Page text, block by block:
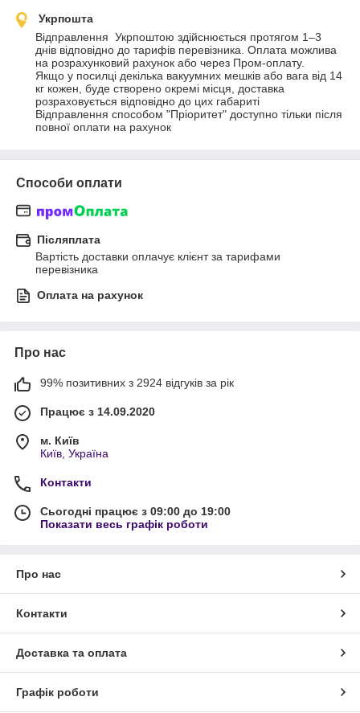
Укрпошта
Відправлення  Укрпоштою здійснюється протягом 1–3
днів відповідно до тарифів перевізника. Оплата можлива
на розрахунковий рахунок або через Пром-оплату.
Якщо у посилці декілька вакуумних мешків або вага від 14
кг кожен, буде створено окремі місця, доставка
розраховується відповідно до цих габариті
Відправлення способом "Пріоритет" доступно тільки після
повної оплати на рахунок
Способи оплати
Післяплата
Вартість доставки оплачує клієнт за тарифами
перевізника
Оплата на рахунок
Про нас
99% позитивних з 2924 відгуків за рік
Працює з 14.09.2020
м. Київ
Київ, Україна
Контакти
Сьогодні працює з 09:00 до 19:00
Показати весь графік роботи
Про нас
Контакти
Доставка та оплата
Графік роботи